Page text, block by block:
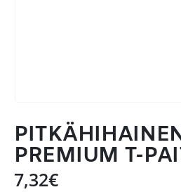
PREMIUM T-
7,32€